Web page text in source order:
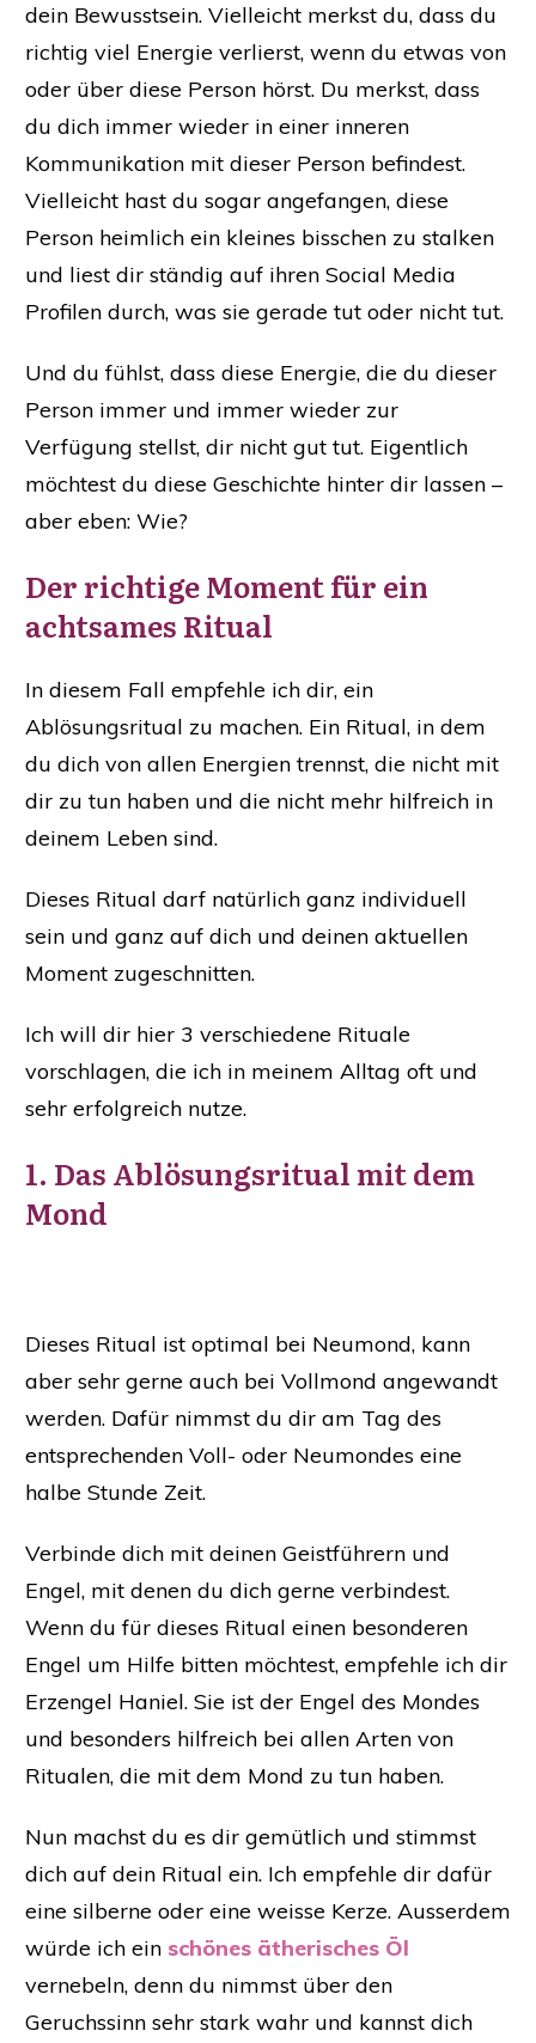
dein Bewusstsein. Vielleicht merkst du, dass du
richtig viel Energie verlierst, wenn du etwas von
oder über diese Person hörst. Du merkst, dass
du dich immer wieder in einer inneren
Kommunikation mit dieser Person befindest.
Vielleicht hast du sogar angefangen, diese
Person heimlich ein kleines bisschen zu stalken
und liest dir ständig auf ihren Social Media
Profilen durch, was sie gerade tut oder nicht tut.
Und du fühlst, dass diese Energie, die du dieser
Person immer und immer wieder zur
Verfügung stellst, dir nicht gut tut. Eigentlich
möchtest du diese Geschichte hinter dir lassen –
aber eben: Wie?
​Der richtige Moment für ein ​
achtsames Ritual
In diesem Fall empfehle ich dir, ein
Ablösungsritual zu machen. Ein Ritual, in dem
du dich von allen Energien trennst, die nicht mit
dir zu tun haben und die nicht mehr hilfreich in
deinem Leben sind.
Dieses Ritual darf natürlich ganz individuell
sein und ganz auf dich und deinen aktuellen
Moment zugeschnitten.
Ich will dir hier 3 verschiedene Rituale
vorschlagen, die ich in meinem Alltag oft und
sehr erfolgreich nutze.
1. Das Ablösungsritual mit dem
Mond
Dieses Ritual ist optimal bei Neumond, kann
aber sehr gerne auch bei Vollmond angewandt
werden. Dafür nimmst du dir am Tag des
entsprechenden Voll- oder Neumondes eine
halbe Stunde Zeit.
Verbinde dich mit deinen Geistführern und
Engel, mit denen du dich gerne verbindest.
Wenn du für dieses Ritual einen besonderen
Engel um Hilfe bitten möchtest, empfehle ich dir
Erzengel Haniel. Sie ist der Engel des Mondes
und besonders hilfreich bei allen Arten von
Ritualen, die mit dem Mond zu tun haben.
Nun machst du es dir gemütlich und stimmst
dich auf dein Ritual ein. Ich empfehle dir dafür
eine silberne oder eine weisse Kerze. Ausserdem
würde ich ein schönes ätherisches Öl
vernebeln, denn du nimmst über den
Geruchssinn sehr stark wahr und kannst dich